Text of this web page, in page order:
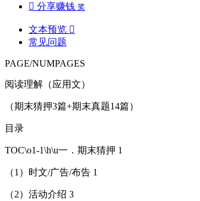
 分享赚钱 奖
文本预览 
常见问题
PAGE/NUMPAGES
阅读理解（应用文）
（期末猜押3篇+期末真题14篇）
目录
TOC\o1-1\h\u一．期末猜押 1
（1）时文/广告/布告 1
（2）活动介绍 3